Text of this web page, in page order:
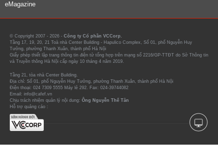
eMagazine
© Copyright 2007 - 2026 - Công ty Cổ phần VCCorp.
Tầng 17, 19, 20, 21 Toà nhà Center Building - Hapulico Complex, Số 01, phố Nguyễn Huy
Tưởng, phường Thanh Xuân, thành phố Hà Nội
Giấy phép thiết lập trang thông tin điện tử tổng hợp trên mạng số 2216/GP-TTĐT do Sở Thông tin
và Truyền thông Hà Nội cấp ngày 10 tháng 4 năm 2019.
Tầng 21, tòa nhà Center Building.
Địa chỉ: Số 01, phố Nguyễn Huy Tưởng, phường Thanh Xuân, thành phố Hà Nội
Điện thoại: 024 7309 5555 Máy lẻ 292. Fax: 024-39744082
Email: info@cafef.vn
Chịu trách nhiệm quản lý nội dung: Ông Nguyễn Thế Tân
Hỗ trợ quảng cáo :